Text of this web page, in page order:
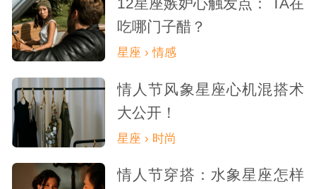
吃哪门子醋？
星座 › 情感
情人节风象星座心机混搭术
大公开！
星座 › 时尚
情人节穿搭：水象星座怎样